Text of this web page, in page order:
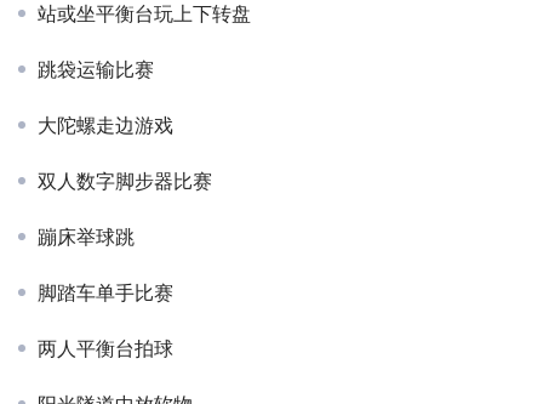
站或坐平衡台玩上下转盘
跳袋运输比赛
大陀螺走边游戏
双人数字脚步器比赛
蹦床举球跳
脚踏车单手比赛
两人平衡台拍球